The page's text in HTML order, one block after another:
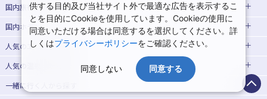
出張パック
EX旅パック
(EXダイナミックパック)
東京⇔大阪(新大阪) 新幹線パック 東京⇔名古屋 新幹線パック
東京ディズニーリゾート®への旅
ユニバーサル・スタジオ・ジャパン(USJ)
への旅
ハウステンボスへの旅 温泉旅行
飛行機+ホテルパック
ゴールデンウィーク(GW)の旅行
夏休み・お盆休み旅行 シルバーウィーク旅行
国内旅行・ツアー
北海道旅行・ツアー
東北旅行・ツアー
青森旅行・ツアー 岩手旅行・ツアー
宮城旅行・ツアー 秋田旅行・ツアー
国内ホテル
北海道ホテル・旅館
人気のエリアから探す
函館旅行
人気の温泉地
北海道
一緒に行く人
供する目的及び当社サイト外で最適な広告を表示するこ
とを目的にCookieを使用しています。Cookieの使用に
同意いただける場合は同意するを選択してください。詳
しくはプライバシーポリシーをご確認ください。
同意しない 同意する